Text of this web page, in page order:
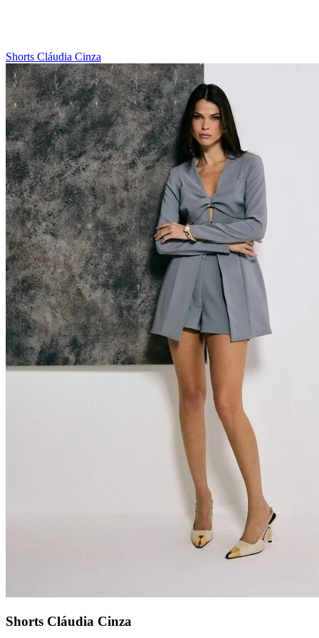
Shorts Cláudia Cinza
Shorts Cláudia Cinza